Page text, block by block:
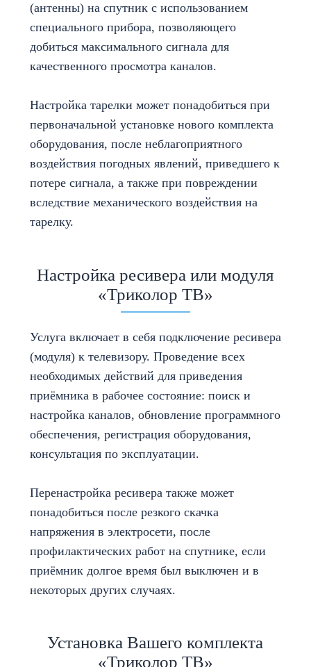
(антенны) на спутник с использованием
специального прибора, позволяющего
добиться максимального сигнала для
качественного просмотра каналов.
Настройка тарелки может понадобиться при
первоначальной установке нового комплекта
оборудования, после неблагоприятного
воздействия погодных явлений, приведшего к
потере сигнала, а также при повреждении
вследствие механического воздействия на
тарелку.
Настройка ресивера или модуля
«Триколор ТВ»
Услуга включает в себя подключение ресивера
(модуля) к телевизору. Проведение всех
необходимых действий для приведения
приёмника в рабочее состояние: поиск и
настройка каналов, обновление программного
обеспечения, регистрация оборудования,
консультация по эксплуатации.
Перенастройка ресивера также может
понадобиться после резкого скачка
напряжения в электросети, после
профилактических работ на спутнике, если
приёмник долгое время был выключен и в
некоторых других случаях.
Установка Вашего комплекта
«Триколор ТВ»